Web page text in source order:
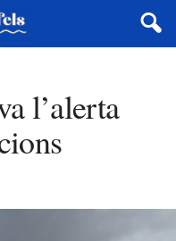
l’alerta